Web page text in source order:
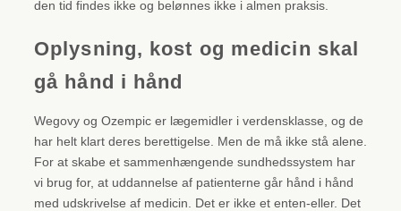
den tid findes ikke og belønnes ikke i almen praksis.
Oplysning, kost og medicin skal
gå hånd i hånd
Wegovy og Ozempic er lægemidler i verdensklasse, og de
har helt klart deres berettigelse. Men de må ikke stå alene.
For at skabe et sammenhængende sundhedssystem har
vi brug for, at uddannelse af patienterne går hånd i hånd
med udskrivelse af medicin. Det er ikke et enten-eller. Det